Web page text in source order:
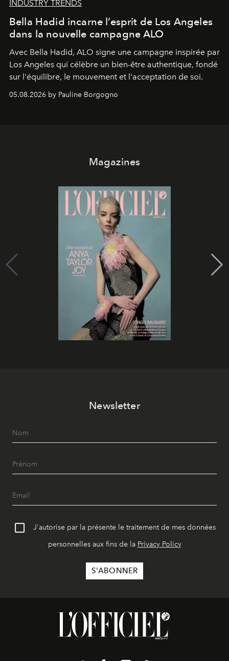
INDUSTRY TRENDS
Bella Hadid incarne l’esprit de Los Angeles
dans la nouvelle campagne ALO
Avec Bella Hadid, ALO signe une campagne inspirée par
Los Angeles qui célèbre un bien-être authentique, fondé
sur l'équilibre, le mouvement et l'acceptation de soi.
05.08.2026 by Pauline Borgogno
Magazines
Newsletter
J'autorise par la présente le traitement de mes données
personnelles aux fins de la Privacy Policy